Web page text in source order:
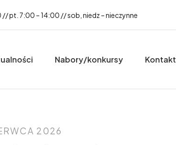
pt. 7:00 – 14:00 // sob, niedz – nieczynne
Nabory/konkursy Kontakt
2026